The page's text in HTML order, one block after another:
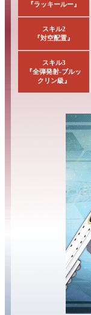
『ラッキールー』
スキル2
『対空配置』
スキル3
『全弾発射-ブルッ
クリン級』